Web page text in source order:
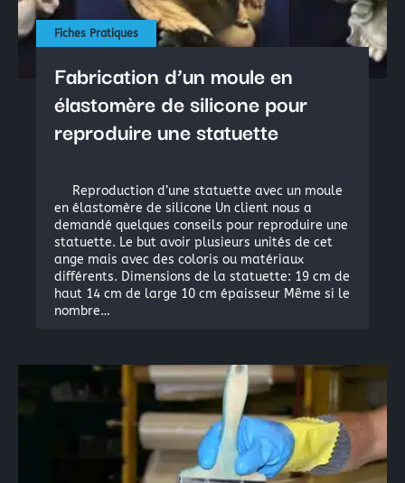
Fiches Pratiques
Fabrication d’un moule en
élastomère de silicone pour
reproduire une statuette
Reproduction d’une statuette avec un moule
en élastomère de silicone Un client nous a
demandé quelques conseils pour reproduire une
statuette. Le but avoir plusieurs unités de cet
ange mais avec des coloris ou matériaux
différents. Dimensions de la statuette: 19 cm de
haut 14 cm de large 10 cm épaisseur Même si le
nombre…